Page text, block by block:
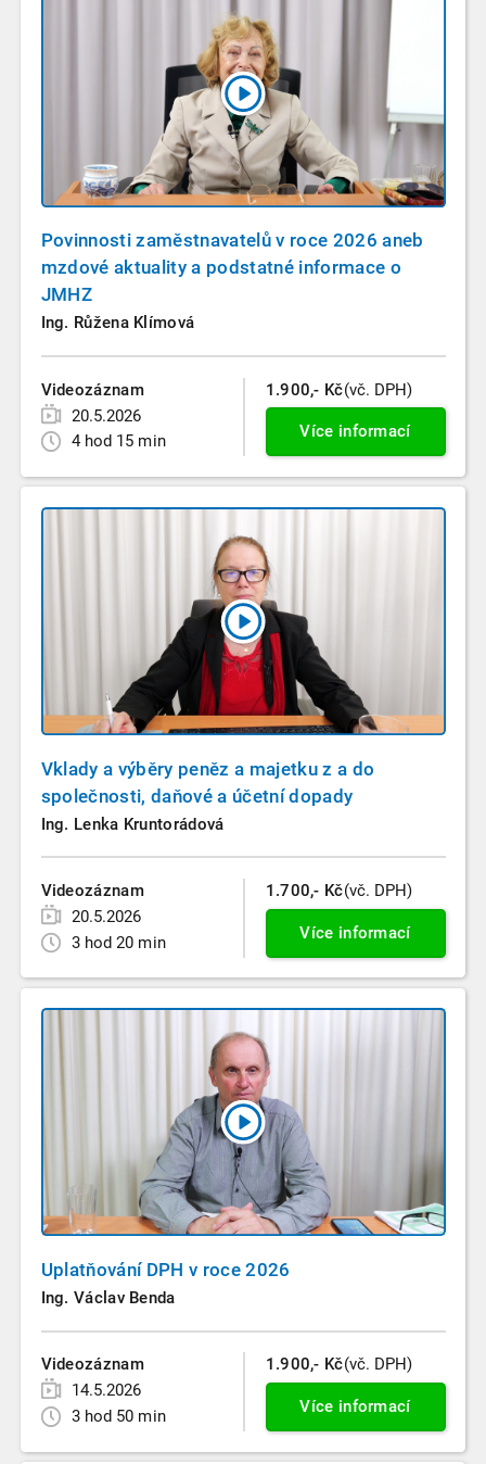
Povinnosti zaměstnavatelů v roce 2026 aneb
mzdové aktuality a podstatné informace o
JMHZ
Ing. Růžena Klímová
Videozáznam
20.5.2026
4 hod 15 min
1.900,- Kč(vč. DPH)
Více informací
Vklady a výběry peněz a majetku z a do
společnosti, daňové a účetní dopady
Ing. Lenka Kruntorádová
Videozáznam
20.5.2026
3 hod 20 min
1.700,- Kč(vč. DPH)
Více informací
Uplatňování DPH v roce 2026
Ing. Václav Benda
Videozáznam
14.5.2026
3 hod 50 min
1.900,- Kč(vč. DPH)
Více informací